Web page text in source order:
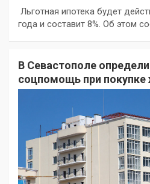
Льготная ипотека будет
года и составит 8%. Об этом
В Севастополе
соцпомощь при покупке